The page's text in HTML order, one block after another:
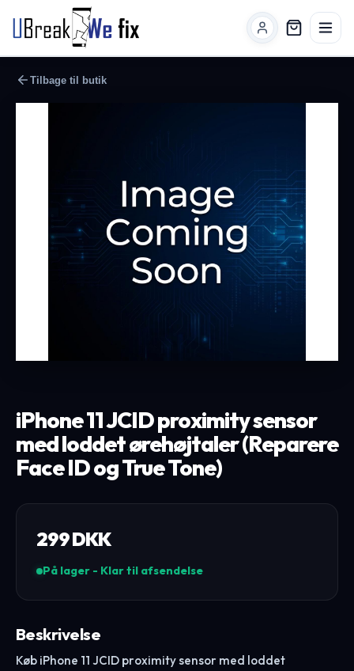
Tilbage til butik
iPhone 11 JCID proximity sensor
med loddet ørehøjtaler (Reparere
Face ID og True Tone)
299DKK
På lager - Klar til afsendelse
Beskrivelse
Køb iPhone 11 JCID proximity sensor med loddet